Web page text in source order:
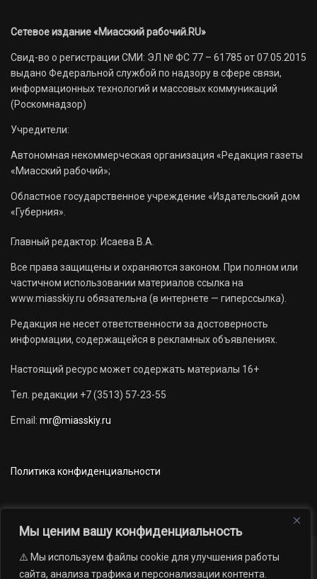
Мы ценим вашу конфиденциальность
⚠️ Мы используем файлы cookie для улучшения работы
сайта, анализа трафика и персонализации контента.
Сетевое издание «Миасский рабочий.RU»
Свид-во о регистрации СМИ: ЭЛ № ФС 77 – 61785 от 07.05.2015
выдано Федеральной службой по надзору в сфере связи,
информационных технологий и массовых коммуникаций
(Роскомнадзор)
Учредители:
Автономная некоммерческая организация «Редакция газеты
«Миасский рабочий»;
Областное государственное учреждение «Издательский дом
«Губерния».
Главный редактор: Исаева В.А.
Все права защищены и охраняются законом. При полном или
частичном использовании материалов ссылка на
www.miasskiy.ru обязательна (в интернете — гиперссылка).
Редакция не несет ответственности за достоверность
информации, содержащейся в рекламных объявлениях.
Настоящий ресурс может содержать материалы 16+
Тел. редакции +7 (3513) 57-23-55
Email: mr@miasskiy.ru
Политика конфиденциальности
Новости Наши проекты
Официально